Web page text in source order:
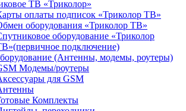
ТВ «Триколор»
оплаты подписок «Триколор ТВ»
оборудования «Триколор ТВ»
оборудование «Триколор
подключение)
(Антенны, модемы, роутеры)
Модемы/роутеры
для GSM
Комплекты